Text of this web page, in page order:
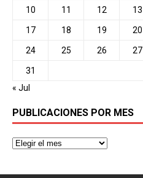
10 11 12 13
17 18 19 20
24 25 26 27
31
« Jul
PUBLICACIONES POR MES